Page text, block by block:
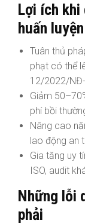
Lợi ích khi
huấn
Tuân thủ
phạt có thể
12/2022/
Giảm
phí bồi
Nâng cao
lao động an
Gia tăng uy
ISO, audit
Những lỗi
phải